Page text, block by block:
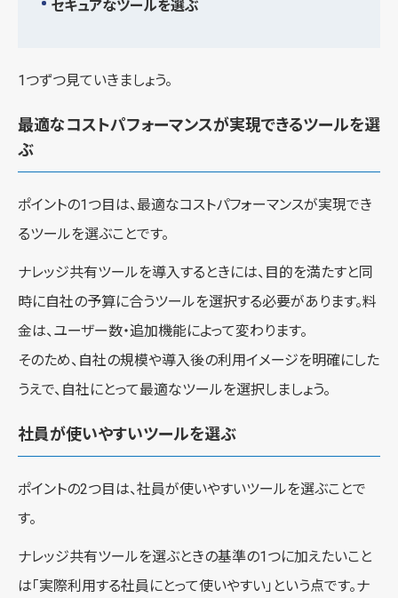
セキュアなツールを選ぶ
1つずつ見ていきましょう。
最適なコストパフォーマンスが実現できるツールを選
ぶ
ポイントの1つ目は、最適なコストパフォーマンスが実現でき
るツールを選ぶことです。
ナレッジ共有ツールを導入するときには、目的を満たすと同
時に自社の予算に合うツールを選択する必要があります。料
金は、ユーザー数・追加機能によって変わります。
そのため、自社の規模や導入後の利用イメージを明確にした
うえで、自社にとって最適なツールを選択しましょう。
社員が使いやすいツールを選ぶ
ポイントの2つ目は、社員が使いやすいツールを選ぶことで
す。
ナレッジ共有ツールを選ぶときの基準の1つに加えたいこと
は「実際利用する社員にとって使いやすい」という点です。ナ